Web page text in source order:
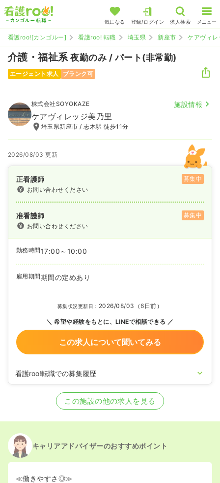
気になる 登録/ログイン 求人検索 メニュー
看護roo![カンゴルー] 看護roo! 転職 埼玉県 新座市 ケアヴィ
介護・福祉系夜勤のみ / パート(非常勤)
エージェント求人 ブランク可
株式会社SOYOKAZE 施設情報
ケアヴィレッジ美乃里
埼玉県新座市 / 志木駅 徒歩11分
2026/08/03 更新
正看護師
募集中
お問い合わせください
准看護師
募集中
お問い合わせください
勤務時間 17:00～10:00
雇用期間期間の定めあり
募集状況更新日： 2026/08/03（6日前）
希望や経験をもとに、LINEで相談できる
この求人について聞いてみる
看護roo!転職での募集履歴
正・准看護師の募集を休止
正・准看護師の募集を開始
2026/02/05正・准看護師の募集を開始
2024/06/26
2023/11/14 正看護師の募集を開始
2020/09/17
この施設の他の求人を見る
キャリアアドバイザーのおすすめポイント
≪働きやすさ◎≫